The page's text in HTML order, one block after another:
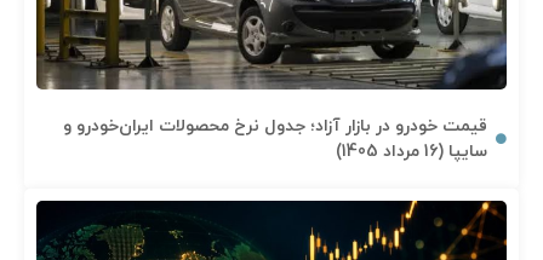
قیمت خودرو در بازار آزاد؛ جدول نرخ محصولات ایران‌خودرو و
سایپا (16 مرداد 1405)